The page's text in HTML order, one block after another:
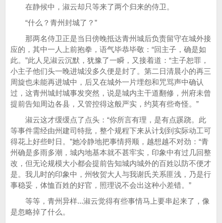
在静候中，淑云却只等来了两个归来的侍卫。
“什么？青州封城了？”
那两名侍卫正是当日傍晚抵达青州城后负责留守在城外接
应的，其中一人上前抱拳，语气毕恭毕敬：“回主子，确是如
此。”此人见淑云沉默，犹豫了一瞬，又接着道：“主子恕罪，
小主子他们头一晚进城没多久便是封了。第二日清晨小的再三
周旋也未能再进城中，后又在城外一片埋怨和咒骂声中确认
过，这青州城封城事发突然，说是城内主干道翻修，州府未曾
提前告知周边各县，又管控得这般严实，约莫有些奇怪。”
淑云这才缓缓点了点头：“你所言有理，是有点蹊跷。此
等事件需经由州建司特批，整个规程下来从计划到实际动工可
得花上好些时日。”她冷静地把事情捋顺，越想越不对劲：“青
州确是多雨多潮，城内地基本就不甚牢实，印象中有过几回整
改，但无论规模大小都会提前告知城内城外的百姓以防不便才
是。我儿时的印象中，州牧贺大人与我谢氏关系匪浅，乃是行
事稳妥，体恤百姓的好官，照理说不会出这种小差错。”
等等，青州异样...淑云觉得有些事情马上要串起来了，像
是忽略掉了什么。